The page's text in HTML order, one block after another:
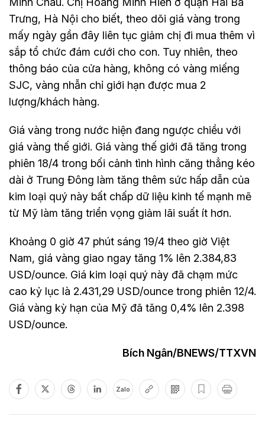
Trưng, Hà Nội cho biết, theo dõi giá vàng trong
mấy ngày gần đây liên tục giảm chị đi mua thêm vì
sắp tổ chức đám cưới cho con. Tuy nhiên, theo
thông báo của cửa hàng, không có vàng miếng
SJC, vàng nhẫn chỉ giới hạn được mua 2
lượng/khách hàng.
Giá vàng trong nước hiện đang ngược chiều với
giá vàng thế giới. Giá vàng thế giới đã tăng trong
phiên 18/4 trong bối cảnh tình hình căng thẳng kéo
dài ở Trung Đông làm tăng thêm sức hấp dẫn của
kim loại quý này bất chấp dữ liệu kinh tế mạnh mẽ
từ Mỹ làm tăng triển vọng giảm lãi suất ít hơn.
Khoảng 0 giờ 47 phút sáng 19/4 theo giờ Việt
Nam, giá vàng giao ngay tăng 1% lên 2.384,83
USD/ounce. Giá kim loại quý này đã chạm mức
cao kỷ lục là 2.431,29 USD/ounce trong phiên 12/4.
Giá vàng kỳ hạn của Mỹ đã tăng 0,4% lên 2.398
USD/ounce.
Bích Ngân/BNEWS/TTXVN
Zalo